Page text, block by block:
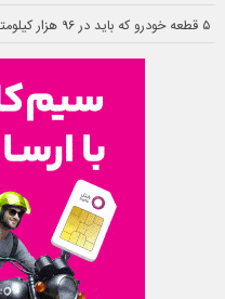
۵ قطعه خودرو که باید در ۹۶ هزار کیلومتر عوض کنید